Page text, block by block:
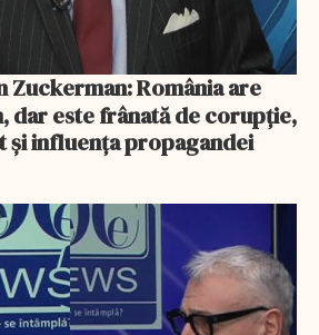
dar este frânată de corupție,
și influența propagandei